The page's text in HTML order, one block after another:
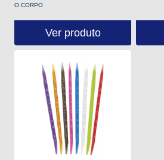
O CORPO
Ver produto